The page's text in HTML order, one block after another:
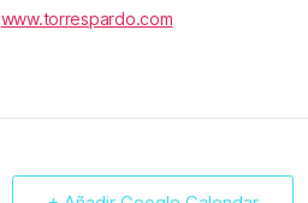
www.torrespardo.com